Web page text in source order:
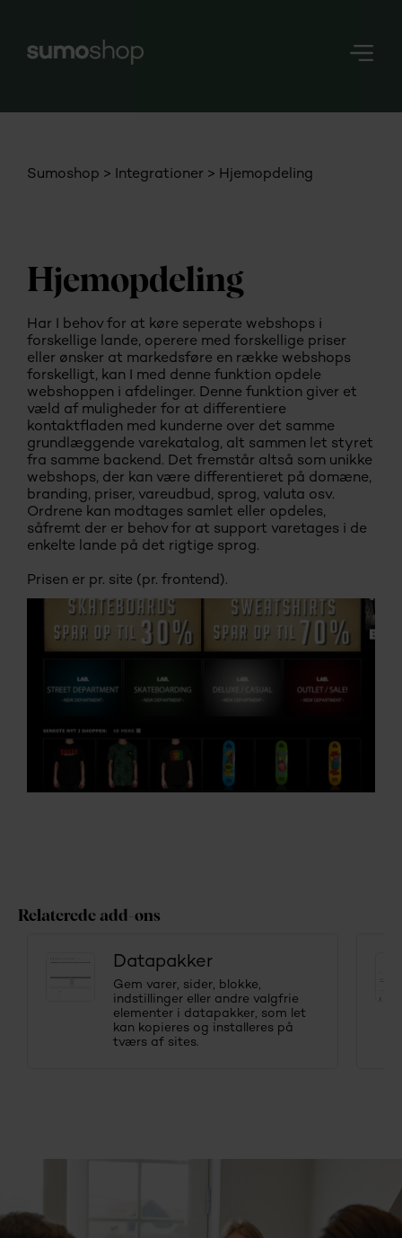
Login
Sumoshop Integrationer Hjemopdeling
Hjemopdeling
Har I behov for at køre seperate webshops i
forskellige lande, operere med forskellige priser
eller ønsker at markedsføre en række webshops
forskelligt, kan I med denne funktion opdele
webshoppen i afdelinger. Denne funktion giver et
væld af muligheder for at differentiere
kontaktfladen med kunderne over det samme
grundlæggende varekatalog, alt sammen let styret
fra samme backend. Det fremstår altså som unikke
webshops, der kan være differentieret på domæne,
branding, priser, vareudbud, sprog, valuta osv.
Ordrene kan modtages samlet eller opdeles,
såfremt der er behov for at support varetages i de
enkelte lande på det rigtige sprog.
Prisen er pr. site (pr. frontend).
Relaterede add-ons
Datapakker
Gem varer, sider, blokke,
indstillinger eller andre valgfrie
elementer i datapakker, som let
kan kopieres og installeres på
tværs af sites.